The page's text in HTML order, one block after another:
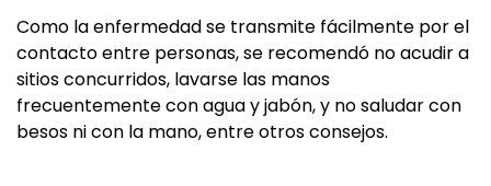
Como la enfermedad se transmite fácilmente por el
contacto entre personas, se recomendó no acudir a
sitios concurridos, lavarse las manos
frecuentemente con agua y jabón, y no saludar con
besos ni con la mano, entre otros consejos.